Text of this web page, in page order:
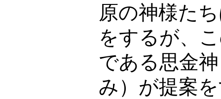
原の神様た
をするが、
である思金
み）が提案